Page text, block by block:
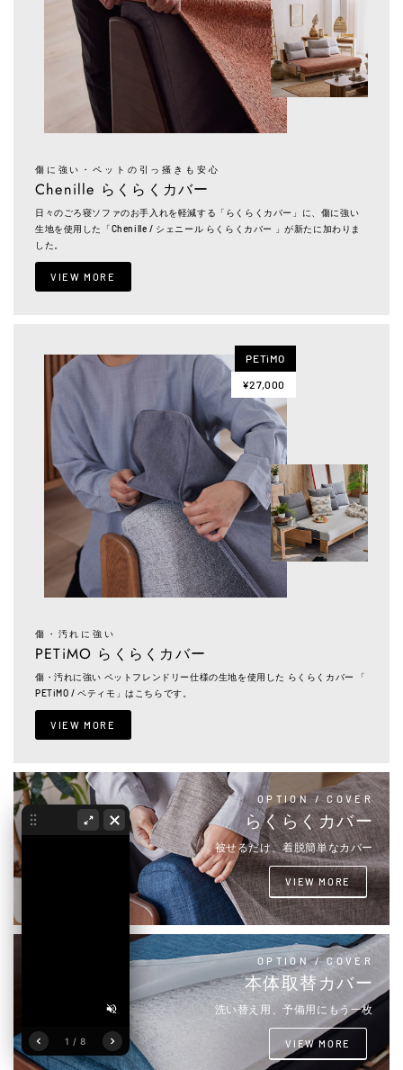
1 / 8
傷に強い・ペットの引っ掻きも安心
Chenille らくらくカバー
日々のごろ寝ソファのお手入れを軽減する「らくらくカバー」に、傷に強い
生地を使用した「Chenille / シェニール らくらくカバー 」が新たに加わりま
した。
VIEW MORE
傷・汚れに強い
PETiMO らくらくカバー
傷・汚れに強い ペットフレンドリー仕様の生地を使用した らくらくカバー 「
PETiMO / ペティモ」はこちらです。
VIEW MORE
PETiMO
¥27,000
OPTION / COVER
らくらくカバー
被せるだけ、着脱簡単なカバー
VIEW MORE
OPTION / COVER
本体取替カバー
洗い替え用、予備用にもう一枚
VIEW MORE